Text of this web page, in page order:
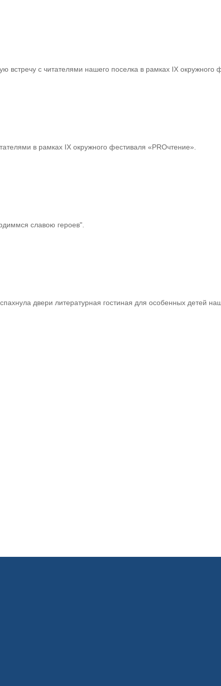
встречу с читателями нашего поселка в рамках IХ окружного
в рамках IХ окружного фестиваля «PROчтение».
славою героев".
двери литературная гостиная для особенных детей